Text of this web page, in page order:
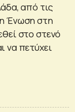
από τις
Ένωση στη
στο στενό
να πετύχει